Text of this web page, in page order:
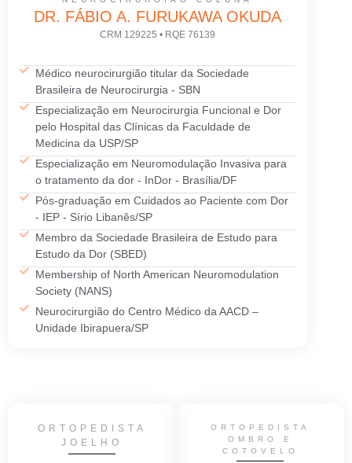
DR. FÁBIO A. FURUKAWA OKUDA
CRM 129225 • RQE 76139
Médico neurocirurgião titular da Sociedade
Brasileira de Neurocirurgia - SBN
Especialização em Neurocirurgia Funcional e Dor
pelo Hospital das Clínicas da Faculdade de
Medicina da USP/SP
Especialização em Neuromodulação Invasiva para
o tratamento da dor - InDor - Brasília/DF
Pós-graduação em Cuidados ao Paciente com Dor
- IEP - Sírio Libanês/SP
Membro da Sociedade Brasileira de Estudo para
Estudo da Dor (SBED)
Membership of North American Neuromodulation
Society (NANS)
Neurocirurgião do Centro Médico da AACD –
Unidade Ibirapuera/SP
ORTOPEDISTA
JOELHO
ORTOPEDISTA
OMBRO E
COTOVELO